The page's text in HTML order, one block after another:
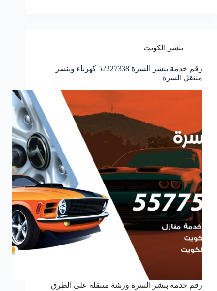
بنشر الكويت
رقم خدمة بنشر السرة 52227338 كهرباء وبنشر
متنقل السرة
رقم خدمة بنشر السرة ورشة متنقلة على الطرق